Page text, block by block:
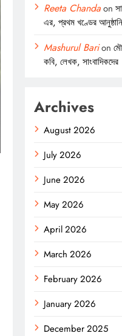
Reeta Chandaon
এর, প্রথম খণ্ডের
Mashurul Barion
কবি, লেখক, সাংবাদিকদের
Archives
August 2026
July 2026
June 2026
May 2026
April 2026
March 2026
February 2026
January 2026
December 2025